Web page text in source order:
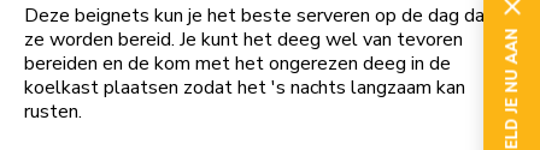
Deze beignets kun je het beste serveren op de dag dat
ze worden bereid. Je kunt het deeg wel van tevoren
bereiden en de kom met het ongerezen deeg in de
koelkast plaatsen zodat het 's nachts langzaam kan
rusten.
MELD JE NU AAN